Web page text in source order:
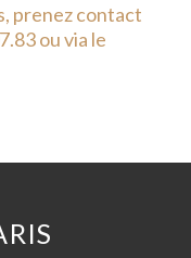
prenez contact
ou via le